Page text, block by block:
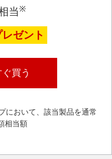
当※
ゼント
買う
において、該当製品を通常
相当額